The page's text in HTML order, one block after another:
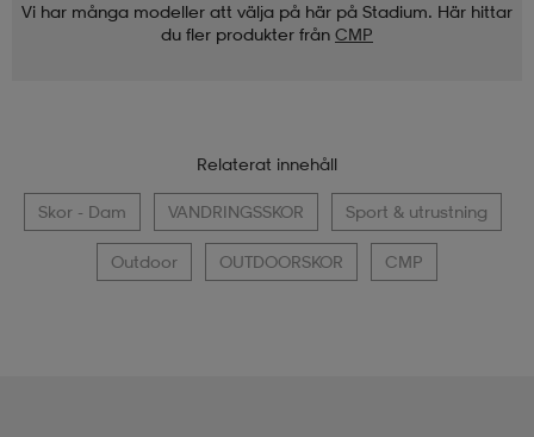
Vi har många modeller att välja på här på Stadium. Här hittar
du fler produkter från CMP
Relaterat innehåll
Skor - Dam VANDRINGSSKOR Sport & utrustning
Outdoor OUTDOORSKOR CMP